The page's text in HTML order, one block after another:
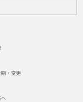
・変更